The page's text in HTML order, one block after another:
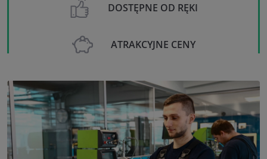
DOSTĘPNE OD RĘKI
ATRAKCYJNE CENY